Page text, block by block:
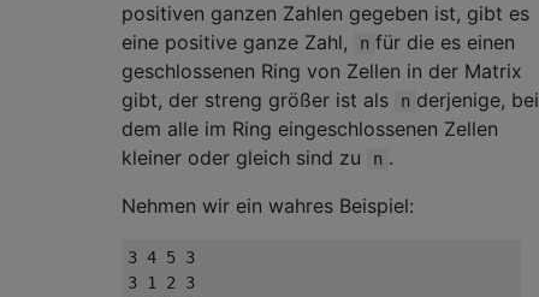
positiven ganzen Zahlen gegeben ist, gibt es
eine positive ganze Zahl,
n für die es einen
geschlossenen Ring von Zellen in der Matrix
gibt, der streng größer ist als
n derjenige, bei
dem alle im Ring eingeschlossenen Zellen
kleiner oder gleich sind zu
n .
Nehmen wir ein wahres Beispiel:
3 4 5 3
3 1 2 3